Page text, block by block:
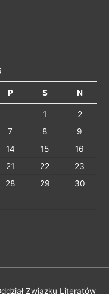
P S N
1
2
7 8
9
14 15
16
21 22
23
28 29
30
Związku Literatów